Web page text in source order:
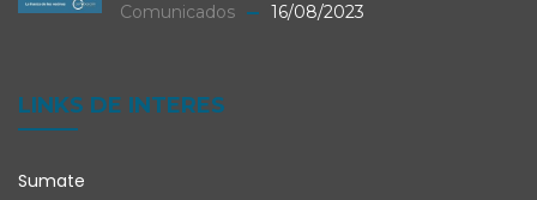
LINKS DE INTERES
Sumate
Comunicados 16/08/2023